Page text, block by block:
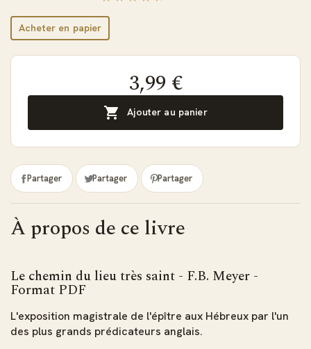
Acheter en papier
3,99 €
 Ajouter au panier
Partager Partager Partager
À propos de ce livre
Le chemin du lieu très saint - F.B. Meyer -
Format PDF
L'exposition magistrale de l'épître aux Hébreux par l'un
des plus grands prédicateurs anglais.